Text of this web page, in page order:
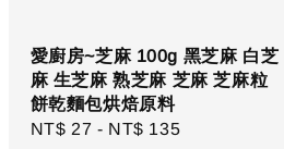
愛廚房~芝麻 100g 黑芝麻 白芝
麻 生芝麻 熟芝麻 芝麻 芝麻粒
餅乾麵包烘焙原料
Regular
NT$ 27 - NT$ 135